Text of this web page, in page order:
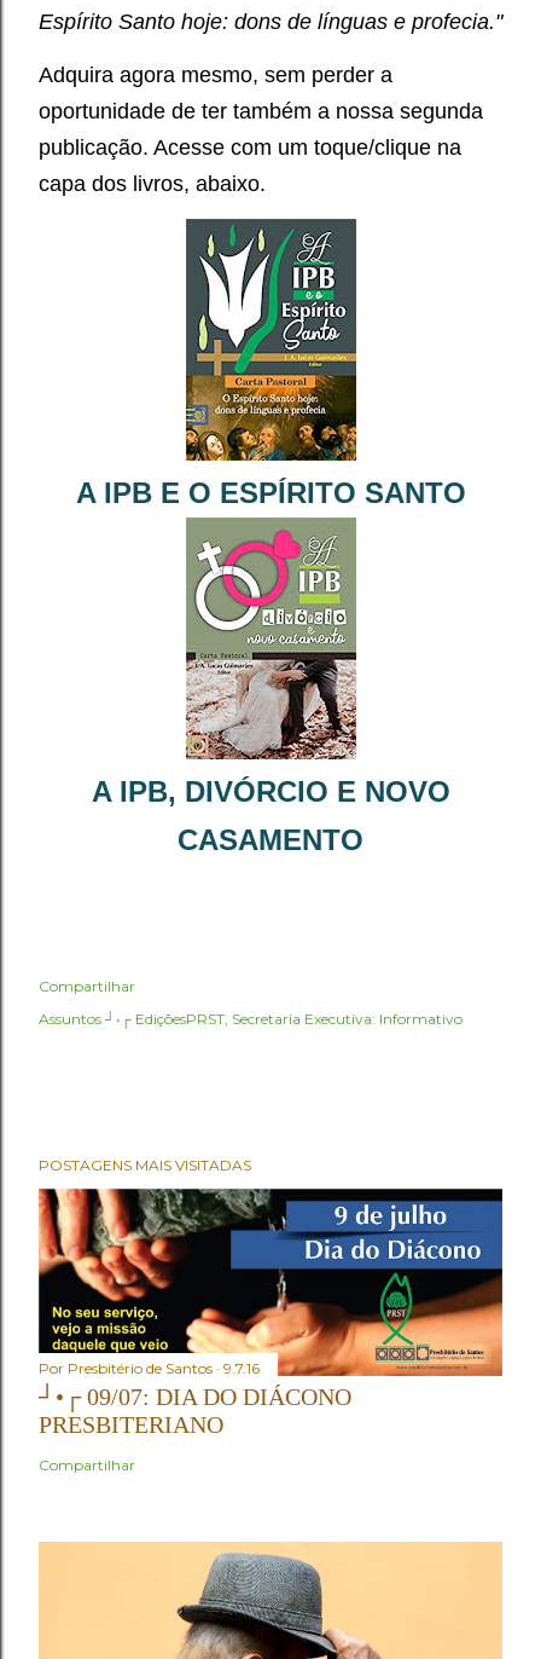
Espírito Santo hoje: dons de línguas e profecia."
Adquira agora mesmo, sem perder a
oportunidade de ter também a nossa segunda
publicação. Acesse com um toque/clique na
capa dos livros, abaixo.
A IPB E O ESPÍRITO SANTO
A IPB, DIVÓRCIO E NOVO
CASAMENTO
Compartilhar
Assuntos ┘•┌ EdiçõesPRST Secretaria Executiva: Informativo
POSTAGENS MAIS VISITADAS
Por Presbitério de Santos 9.7.16
┘•┌ 09/07: DIA DO DIÁCONO
PRESBITERIANO
Compartilhar